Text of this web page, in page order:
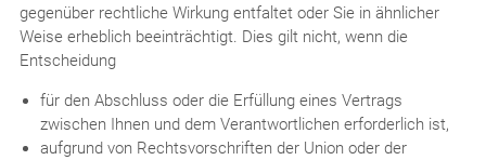
gegenüber rechtliche Wirkung entfaltet oder Sie in ähnlicher
Weise erheblich beeinträchtigt. Dies gilt nicht, wenn die
Entscheidung
für den Abschluss oder die Erfüllung eines Vertrags
zwischen Ihnen und dem Verantwortlichen erforderlich ist,
aufgrund von Rechtsvorschriften der Union oder der